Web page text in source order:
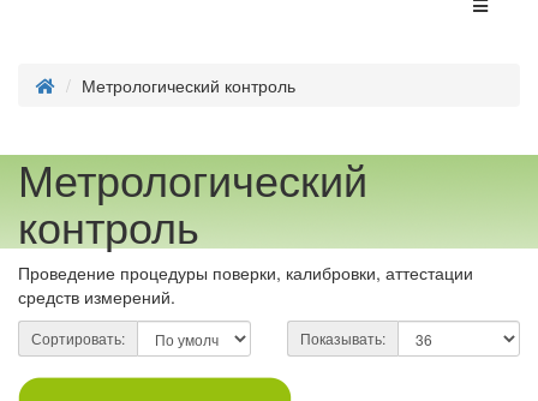
Метрологический контроль
Метрологический
контроль
Проведение процедуры поверки, калибровки, аттестации
средств измерений.
Сортировать: Показывать: